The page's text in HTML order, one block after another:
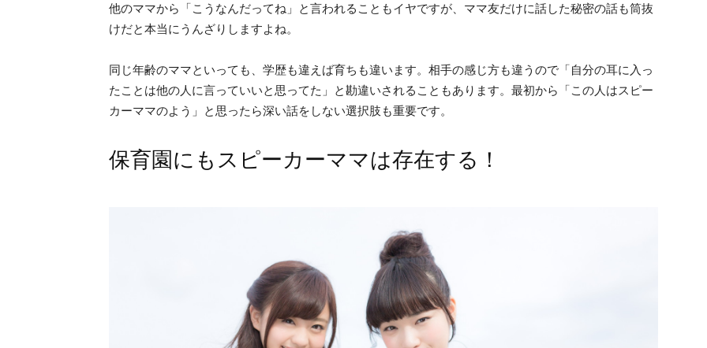
他のママから「こうなんだってね」と言われることもイヤですが、ママ友だけに話した秘密の話も筒抜
けだと本当にうんざりしますよね。
同じ年齢のママといっても、学歴も違えば育ちも違います。相手の感じ方も違うので「自分の耳に入っ
たことは他の人に言っていいと思ってた」と勘違いされることもあります。最初から「この人はスピー
カーママのよう」と思ったら深い話をしない選択肢も重要です。
保育園にもスピーカーママは存在する！